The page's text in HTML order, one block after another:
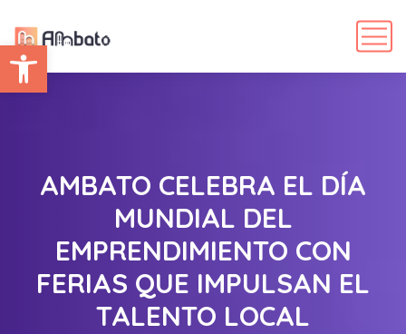
Abrir barra de herramientas
AMBATO CELEBRA EL DÍA
MUNDIAL DEL
EMPRENDIMIENTO CON
FERIAS QUE IMPULSAN EL
TALENTO LOCAL